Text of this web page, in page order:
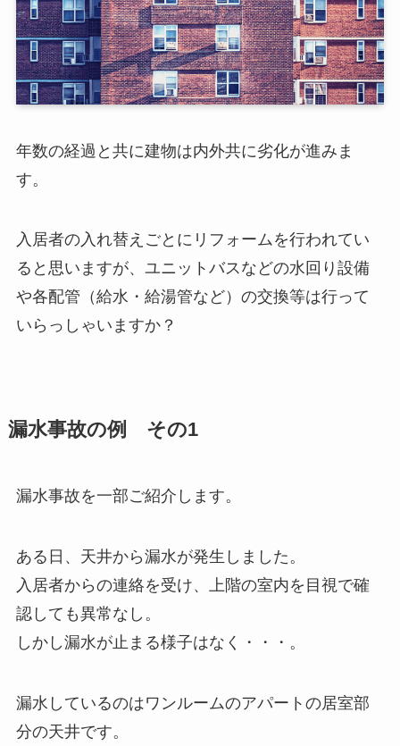
年数の経過と共に建物は内外共に劣化が進みま
す。
入居者の入れ替えごとにリフォームを行われてい
ると思いますが、ユニットバスなどの水回り設備
や各配管（給水・給湯管など）の交換等は行って
いらっしゃいますか？
漏水事故の例 その1
漏水事故を一部ご紹介します。
ある日、天井から漏水が発生しました。
入居者からの連絡を受け、上階の室内を目視で確
認しても異常なし。
しかし漏水が止まる様子はなく・・・。
漏水しているのはワンルームのアパートの居室部
分の天井です。